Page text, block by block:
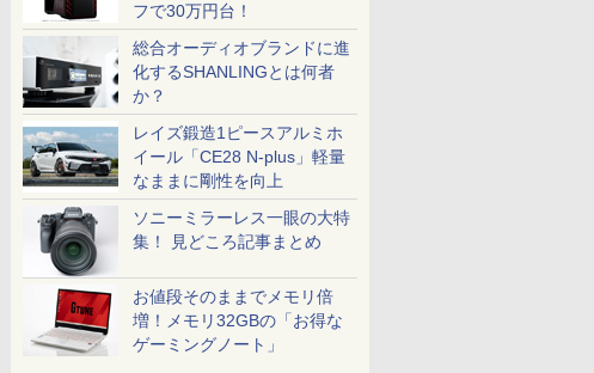
フで30万円台！
総合オーディオブランドに進
化するSHANLINGとは何者
か？
レイズ鍛造1ピースアルミホ
イール「CE28 N-plus」軽量
なままに剛性を向上
ソニーミラーレス一眼の大特
集！ 見どころ記事まとめ
お値段そのままでメモリ倍
増！メモリ32GBの「お得な
ゲーミングノート」